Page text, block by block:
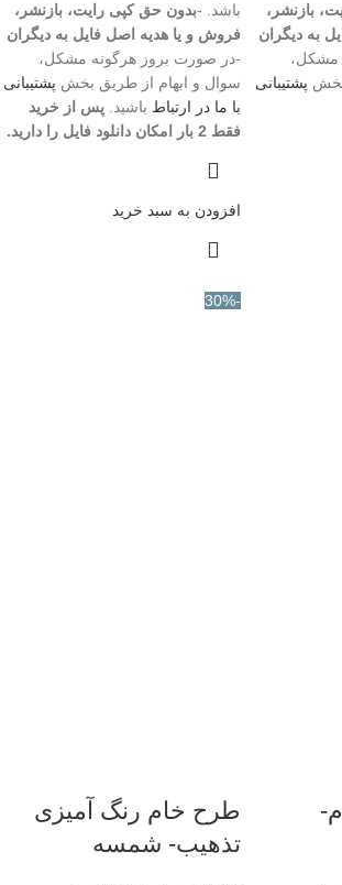
بازنشر،
به دیگران
مشکل،
بخش پشتیبانی
باشد. -بدون حق کپی رایت، بازنشر،
فروش و یا هدیه اصل فایل به دیگران
-در صورت بروز هرگونه مشکل،
سوال و ابهام از طریق بخش پشتیبانی
با ما در ارتباط باشید. پس از خرید
فقط 2 بار امکان دانلود فایل را دارید.
افزودن به سبد خرید
-30%
طرح خام رنگ آمیزی
تذهیب- شمسه